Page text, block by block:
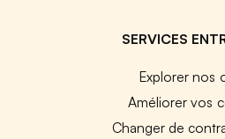
SERVICES
Explorer nos
Améliorer vos
Changer de